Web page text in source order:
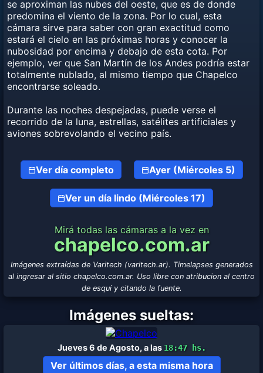
se aproximan las nubes del oeste, que es de donde
predomina el viento de la zona. Por lo cual, esta
cámara sirve para saber con gran exactitud como
estará el cielo en las próximas horas y conocer la
nubosidad por encima y debajo de esta cota. Por
ejemplo, ver que San Martín de los Andes podría estar
totalmente nublado, al mismo tiempo que Chapelco
encontrarse soleado.
Durante las noches despejadas, puede verse el
recorrido de la luna, estrellas, satélites artificiales y
aviones sobrevolando el vecino país.
Ver día completo Ayer (Miércoles 5)
Ver un día lindo (Miércoles 17)
Mirá todas las cámaras a la vez en
chapelco.com.ar
Imágenes extraídas de Varitech (varitech.ar). Timelapses generados
al ingresar al sitio chapelco.com.ar. Uso libre con atribucion al centro
de esquí y citando la fuente.
Imágenes sueltas:
Jueves 6 de Agosto, a las 18:47 hs.
Ver últimos días, a esta misma hora